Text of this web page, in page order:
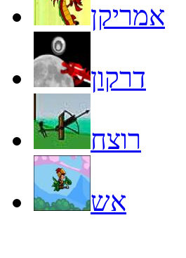
אמריקן
דרקון
רוצח
אש